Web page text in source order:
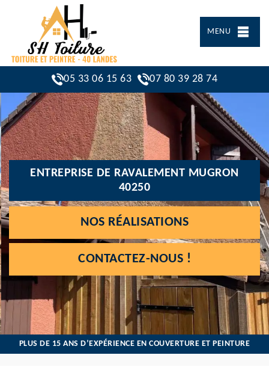
MENU
05 33 06 15 63 07 80 39 28 74
ENTREPRISE DE RAVALEMENT MUGRON
40250
NOS RÉALISATIONS
CONTACTEZ-NOUS !
PLUS DE 15 ANS D’EXPÉRIENCE EN COUVERTURE ET PEINTURE